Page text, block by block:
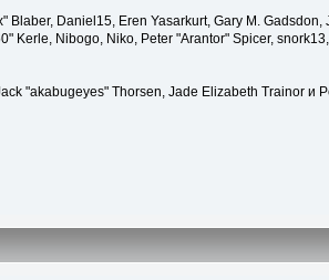
Daniel15, Eren Yasarkurt, Gary M. Gadsdon,
Nibogo, Niko, Peter "Arantor" Spicer,
"akabugeyes" Thorsen, Jade Elizabeth Trainor и